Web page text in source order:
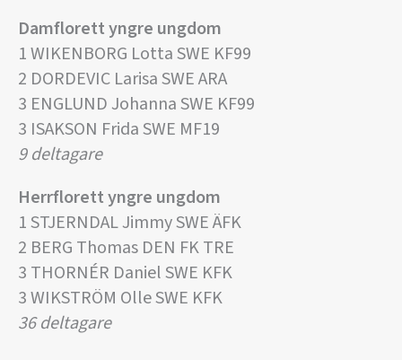
Damflorett yngre ungdom
1 WIKENBORG Lotta SWE KF99
2 DORDEVIC Larisa SWE ARA
3 ENGLUND Johanna SWE KF99
3 ISAKSON Frida SWE MF19
9 deltagare
Herrflorett yngre ungdom
1 STJERNDAL Jimmy SWE ÄFK
2 BERG Thomas DEN FK TRE
3 THORNÉR Daniel SWE KFK
3 WIKSTRÖM Olle SWE KFK
36 deltagare